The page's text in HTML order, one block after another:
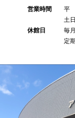
営業時間 平
土
休館日 毎
定